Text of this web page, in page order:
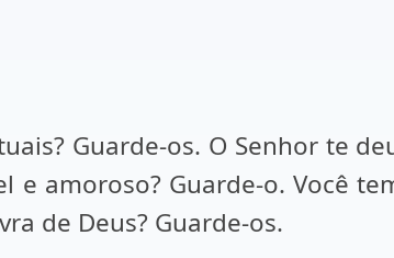
Guarde-os. O Senhor te
amoroso? Guarde-o. Você
de Deus? Guarde-os.